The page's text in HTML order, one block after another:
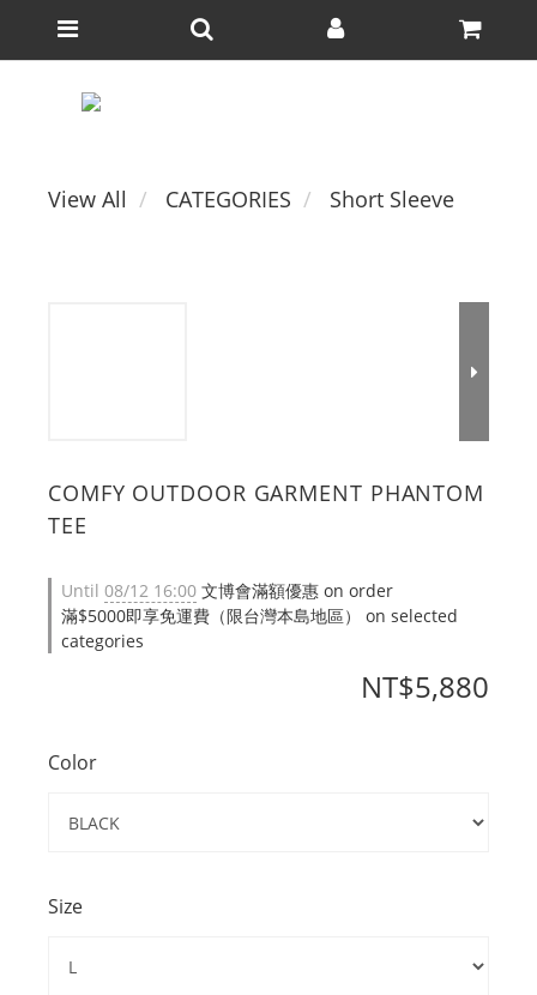
View All CATEGORIES Short Sleeve
COMFY OUTDOOR GARMENT PHANTOM
TEE
Until 08/12 16:00 文博會滿額優惠 on order
滿$5000即享免運費（限台灣本島地區） on selected
categories
NT$5,880
Color
Size